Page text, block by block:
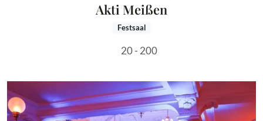
Akti Meißen
Festsaal
20 - 200